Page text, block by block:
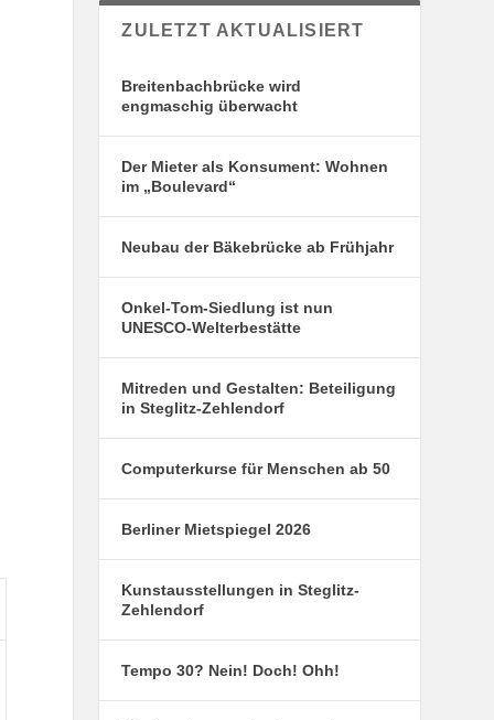
ZULETZT AKTUALISIERT
Breitenbachbrücke wird
engmaschig überwacht
Der Mieter als Konsument: Wohnen
im „Boulevard“
Neubau der Bäkebrücke ab Frühjahr
Onkel-Tom-Siedlung ist nun
UNESCO-Welterbestätte
Mitreden und Gestalten: Beteiligung
in Steglitz-Zehlendorf
Computerkurse für Menschen ab 50
Berliner Mietspiegel 2026
Kunstausstellungen in Steglitz-
Zehlendorf
Tempo 30? Nein! Doch! Ohh!